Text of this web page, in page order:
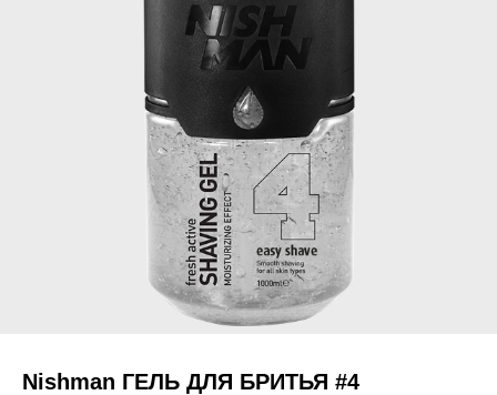
Nishman ГЕЛЬ ДЛЯ БРИТЬЯ #4